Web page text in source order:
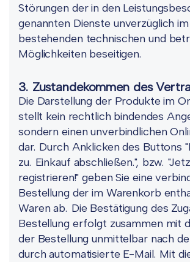
Störungen der in den
genannten Dienste unverzüglich
bestehenden technischen und
Möglichkeiten beseitigen.
3. Zustandekommen des
Die Darstellung der Produkte im
stellt kein rechtlich bindendes
sondern einen unverbindlichen
dar. Durch Anklicken des Buttons
zu. Einkauf abschließen.", bzw.
registrieren!" geben Sie eine
Bestellung der im Warenkorb
Waren ab. Die Bestätigung des
Bestellung erfolgt zusammen mit
der Bestellung unmittelbar nach
durch automatisierte E-Mail. Mit